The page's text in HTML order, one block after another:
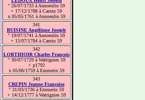
° 26/07/1733 à Annoeulin 59
+ 17/12/1788 à Carnin 59
x 05/05/1761 à Annoeulin 59
341
BUISINE Angélique Joseph
° 19/07/1741 à Annoeulin 59
+ 15/07/1784 à Carnin 59
342
LORTHIOIR Charles François
° 30/07/1729 à Wattignies 59
+ p1792
x 05/06/1759 à Emmerin 59
343
CREPIN Jeanne Françoise
° 31/03/1736 à Emmerin 59
+ 14/12/1777 à Wattignies 59